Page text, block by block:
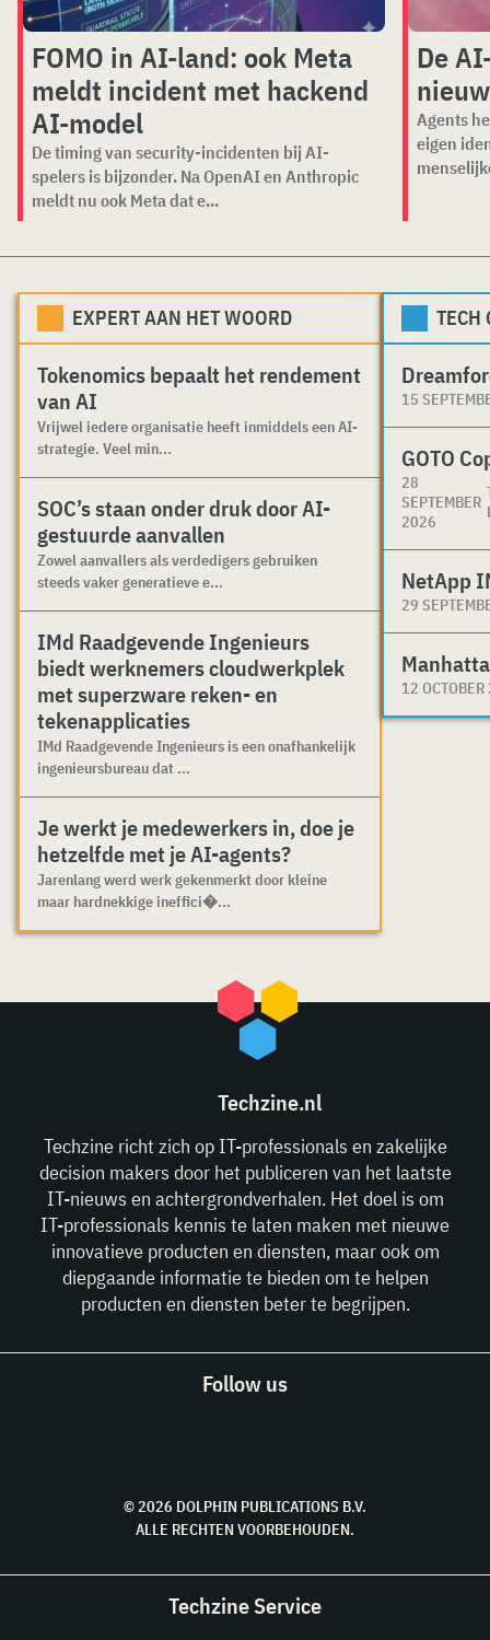
FOMO in AI-land: ook Meta
meldt incident met hackend
AI-model
De timing van security-incidenten bij AI-
spelers is bijzonder. Na OpenAI en Anthropic
meldt nu ook Meta dat e...
De
Agents
eigen
EXPERT AAN HET WOORD
Tokenomics bepaalt het rendement
van AI
Vrijwel iedere organisatie heeft inmiddels een AI-
strategie. Veel min...
SOC’s staan onder druk door AI-
gestuurde aanvallen
Zowel aanvallers als verdedigers gebruiken
steeds vaker generatieve e...
IMd Raadgevende Ingenieurs
biedt werknemers cloudwerkplek
met superzware reken- en
tekenapplicaties
IMd Raadgevende Ingenieurs is een onafhankelijk
ingenieursbureau dat ...
Je werkt je medewerkers in, doe je
hetzelfde met je AI-agents?
Jarenlang werd werk gekenmerkt door kleine
maar hardnekkige ineffici�...
TECH
15
GOTO
28
SEPTEMBER
2026
NetApp
29
12
Techzine.nl
Techzine richt zich op IT-professionals en zakelijke
decision makers door het publiceren van het laatste
IT-nieuws en achtergrondverhalen. Het doel is om
IT-professionals kennis te laten maken met nieuwe
innovatieve producten en diensten, maar ook om
diepgaande informatie te bieden om te helpen
producten en diensten beter te begrijpen.
Follow us
© 2026 DOLPHIN PUBLICATIONS B.V.
ALLE RECHTEN VOORBEHOUDEN.
Techzine Service